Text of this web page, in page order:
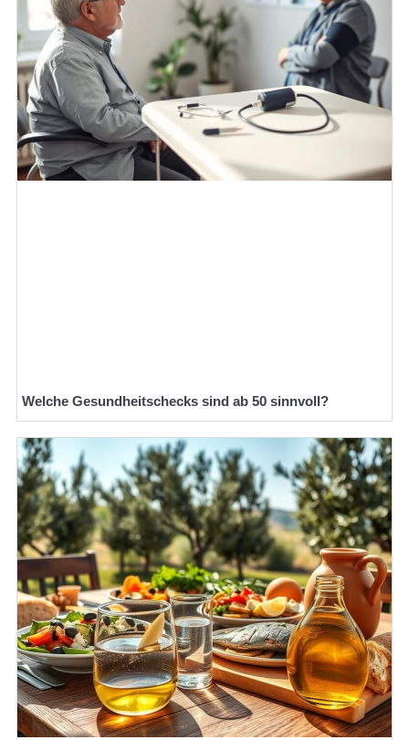
Welche Gesundheitschecks sind ab 50 sinnvoll?